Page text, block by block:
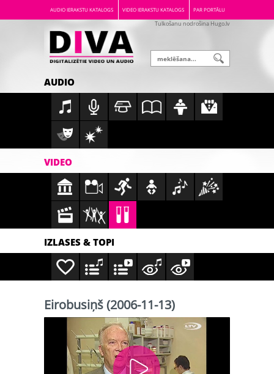
AUDIO IERAKSTU KATALOGS VIDEO IERAKSTU KATALOGS PAR PORTĀLU
Tulkošanu nodrošina Hugo.lv
AUDIO
VIDEO
IZLASES & TOPI
Eirobusiņš (2006-11-13)